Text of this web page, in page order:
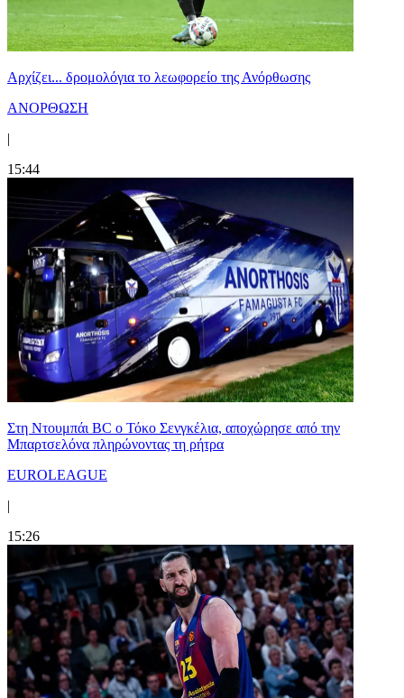
Αρχίζει... δρομολόγια το λεωφορείο της Ανόρθωσης
ΑΝΟΡΘΩΣΗ
|
15:44
Στη Nτουμπάι BC ο Τόκο Σενγκέλια, αποχώρησε από την
Μπαρτσελόνα πληρώνοντας τη ρήτρα
EUROLEAGUE
|
15:26